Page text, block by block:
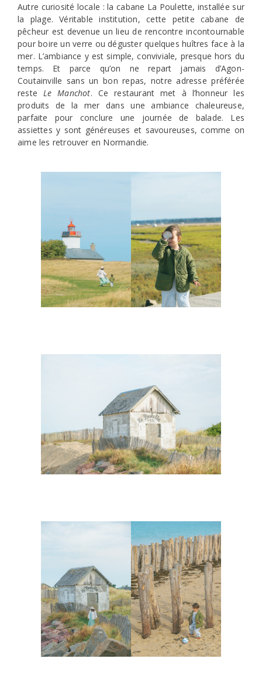
Autre curiosité locale : la cabane La Poulette, installée sur
la plage. Véritable institution, cette petite cabane de
pêcheur est devenue un lieu de rencontre incontournable
pour boire un verre ou déguster quelques huîtres face à la
mer. L’ambiance y est simple, conviviale, presque hors du
temps. Et parce qu’on ne repart jamais d’Agon-
Coutainville sans un bon repas, notre adresse préférée
reste Le Manchot. Ce restaurant met à l’honneur les
produits de la mer dans une ambiance chaleureuse,
parfaite pour conclure une journée de balade. Les
assiettes y sont généreuses et savoureuses, comme on
aime les retrouver en Normandie.